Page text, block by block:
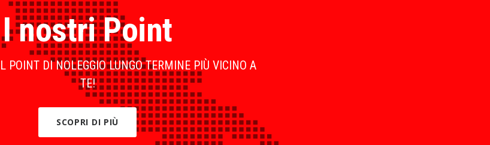
I nostri Point
POINT DI NOLEGGIO LUNGO TERMINE PIÙ VICINO A
TE!
SCOPRI DI PIÙ